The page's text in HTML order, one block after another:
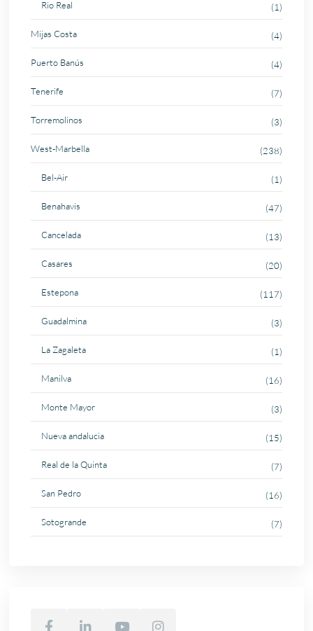
Rio Real (1)
Mijas Costa (4)
Puerto Banús (4)
Tenerife (7)
Torremolinos (3)
West-Marbella (238)
Bel-Air (1)
Benahavis (47)
Cancelada (13)
Casares (20)
Estepona (117)
Guadalmina (3)
La Zagaleta (1)
Manilva (16)
Monte Mayor (3)
Nueva andalucia (15)
Real de la Quinta (7)
San Pedro (16)
Sotogrande (7)